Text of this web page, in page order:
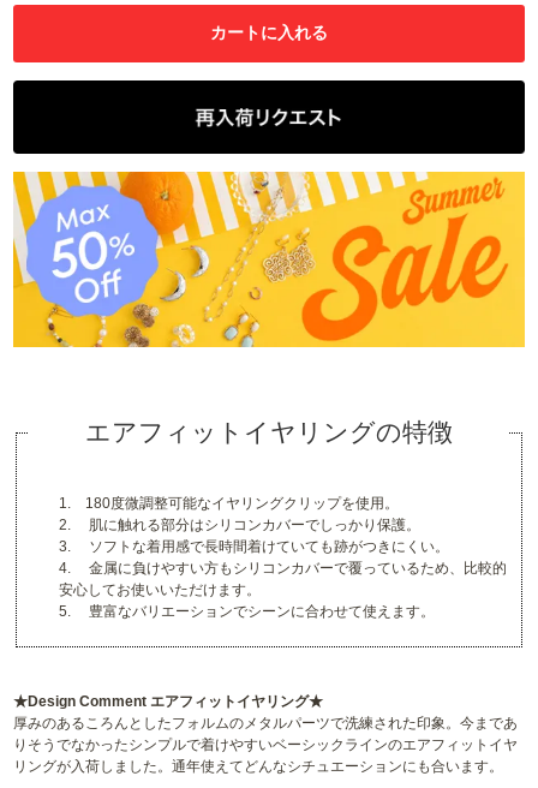
エアフィットイヤリングの特徴
1. 180度微調整可能なイヤリングクリップを使用。
2. 肌に触れる部分はシリコンカバーでしっかり保護。
3. ソフトな着用感で長時間着けていても跡がつきにくい。
4. 金属に負けやすい方もシリコンカバーで覆っているため、比較的
安心してお使いいただけます。
5. 豊富なバリエーションでシーンに合わせて使えます。
★Design Comment エアフィットイヤリング★
厚みのあるころんとしたフォルムのメタルパーツで洗練された印象。今まであ
りそうでなかったシンプルで着けやすいベーシックラインのエアフィットイヤ
リングが入荷しました。通年使えてどんなシチュエーションにも合います。